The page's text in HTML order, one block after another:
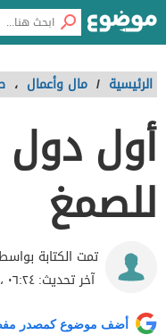
الرئيسية / مال وأعمال ،
أول دول
للصمغ
تمت الكتابة
آخر تحديث:٠٦:٢٤ ، ٦ نوفمبر ٢٠١٦
أضف موضوع كمصدر